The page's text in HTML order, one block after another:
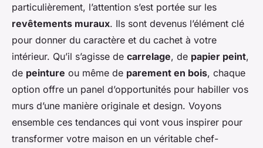
particulièrement, l’attention s’est portée sur les
revêtements muraux. Ils sont devenus l’élément clé
pour donner du caractère et du cachet à votre
intérieur. Qu’il s’agisse de carrelage, de papier peint,
de peinture ou même de parement en bois, chaque
option offre un panel d’opportunités pour habiller vos
murs d’une manière originale et design. Voyons
ensemble ces tendances qui vont vous inspirer pour
transformer votre maison en un véritable chef-